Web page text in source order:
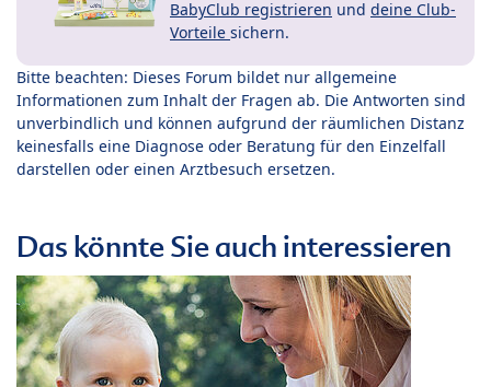
BabyClub registrieren und deine Club-
Vorteile sichern.
Bitte beachten: Dieses Forum bildet nur allgemeine
Informationen zum Inhalt der Fragen ab. Die Antworten sind
unverbindlich und können aufgrund der räumlichen Distanz
keinesfalls eine Diagnose oder Beratung für den Einzelfall
darstellen oder einen Arztbesuch ersetzen.
Das könnte Sie auch interessieren